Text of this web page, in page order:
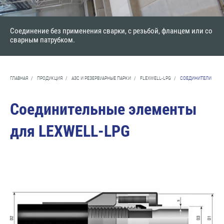
Соединение без применения сварки, с резьбой, фланцем или со
сварным патрубком.
ГЛАВНАЯ / ПРОДУКЦИЯ / АЗС И РЕЗЕРВУАРНЫЕ ПАРКИ / FLEXWELL-LPG / СОЕДИНИТЕЛИ
Соединительные элементы
для LEXWELL-LPG